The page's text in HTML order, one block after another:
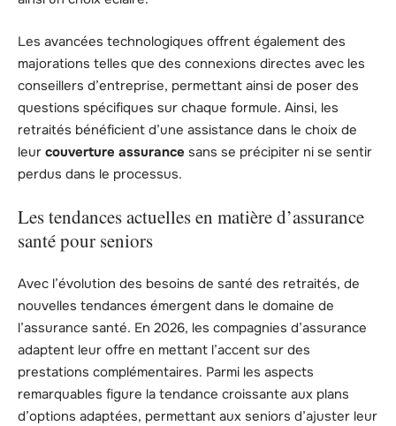
Les avancées technologiques offrent également des
majorations telles que des connexions directes avec les
conseillers d’entreprise, permettant ainsi de poser des
questions spécifiques sur chaque formule. Ainsi, les
retraités bénéficient d’une assistance dans le choix de
leur couverture assurance sans se précipiter ni se sentir
perdus dans le processus.
Les tendances actuelles en matière d’assurance
santé pour seniors
Avec l’évolution des besoins de santé des retraités, de
nouvelles tendances émergent dans le domaine de
l’assurance santé. En 2026, les compagnies d’assurance
adaptent leur offre en mettant l’accent sur des
prestations complémentaires. Parmi les aspects
remarquables figure la tendance croissante aux plans
d’options adaptées, permettant aux seniors d’ajuster leur